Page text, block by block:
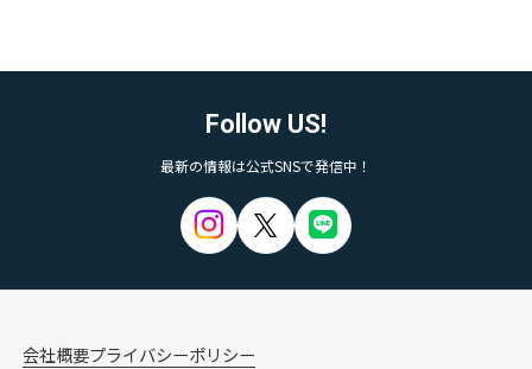
Follow US!
最新の情報は公式SNSで発信中！
会社概要プライバシーポリシー